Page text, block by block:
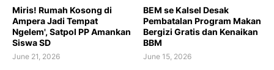
​Miris! Rumah Kosong di
Ampera Jadi Tempat
Ngelem', Satpol PP Amankan
Siswa SD
June 21, 2026
BEM se Kalsel Desak
Pembatalan Program Makan
Bergizi Gratis dan Kenaikan
BBM
June 15, 2026